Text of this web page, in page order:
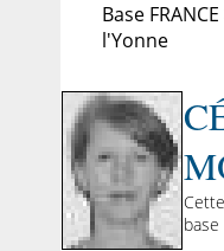
Base
l'Yonne
base